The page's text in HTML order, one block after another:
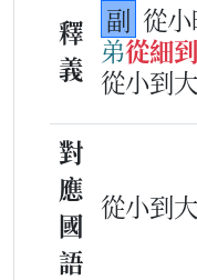
釋
義
副 從
弟從細
從小到
對
應
國
語
從小到大